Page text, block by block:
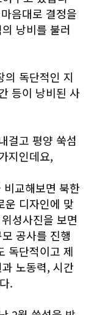
음대로 결정을
낭비를 불러
의 독단적인 지
등이 낭비된 사
걸고 평양 쑥섬
지인데요,
교해보면 북한
운 디자인에 맞
성사진을 보면
공사를 진행
독단적이고 제
노동력, 시간
.